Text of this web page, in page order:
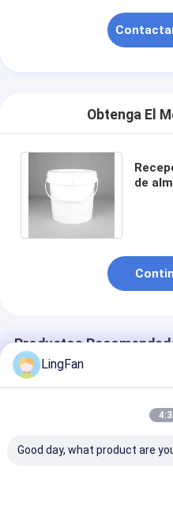
Obtenga El
de
Productos
LingFan
Good day, what product are